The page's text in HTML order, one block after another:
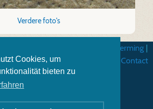
Cookies, um
bieten zu
Verdere foto's
Gegevensbescherming |
Contact